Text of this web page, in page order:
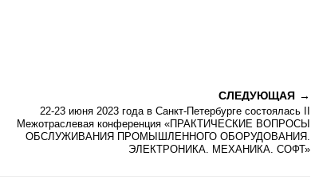
СЛЕДУЮЩАЯ
22-23 июня 2023 года в Санкт-Петербурге состоялась II
Межотраслевая конференция «ПРАКТИЧЕСКИЕ ВОПРОСЫ
ОБСЛУЖИВАНИЯ ПРОМЫШЛЕННОГО ОБОРУДОВАНИЯ.
ЭЛЕКТРОНИКА. МЕХАНИКА. СОФТ»